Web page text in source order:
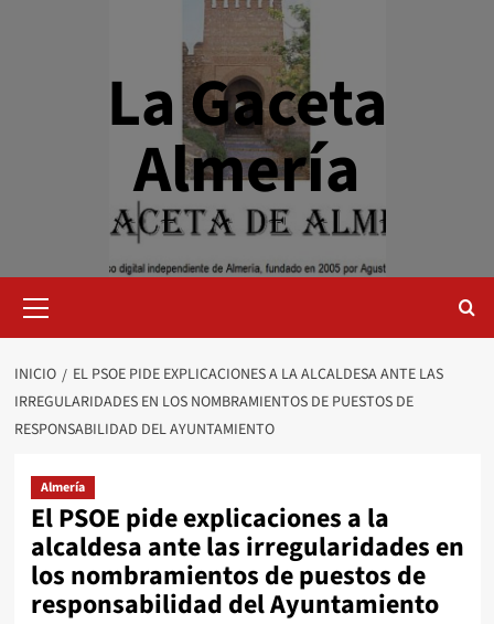
La Gaceta
Almería
primario
INICIO
EL PSOE PIDE EXPLICACIONES A LA ALCALDESA ANTE LAS
IRREGULARIDADES EN LOS NOMBRAMIENTOS DE PUESTOS DE
RESPONSABILIDAD DEL AYUNTAMIENTO
Almería
El PSOE pide explicaciones a la
alcaldesa ante las irregularidades en
los nombramientos de puestos de
responsabilidad del Ayuntamiento